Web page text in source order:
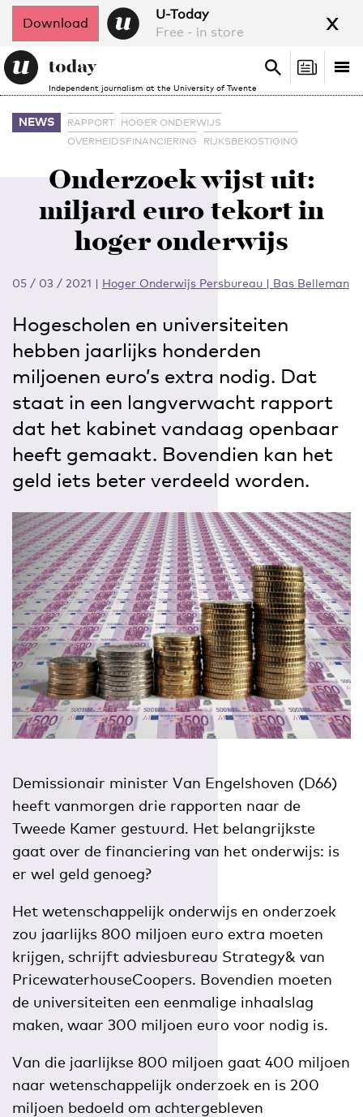
Download
U-Today
Free - in store
x
Independent journalism at the University of Twente
Search
Search
NEWS RAPPORT
HOGER ONDERWIJS
OVERHEIDSFINANCIERING
RIJKSBEKOSTIGING
Onderzoek wijst uit:
miljard euro tekort in
hoger onderwijs
05 / 03 / 2021 | Hoger Onderwijs Persbureau | Bas Belleman
Hogescholen en universiteiten
hebben jaarlijks honderden
miljoenen euro’s extra nodig. Dat
staat in een langverwacht rapport
dat het kabinet vandaag openbaar
heeft gemaakt. Bovendien kan het
geld iets beter verdeeld worden.
Demissionair minister Van Engelshoven (D66)
heeft vanmorgen drie rapporten naar de
Tweede Kamer gestuurd. Het belangrijkste
gaat over de financiering van het onderwijs: is
er wel geld genoeg?
Het wetenschappelijk onderwijs en onderzoek
zou jaarlijks 800 miljoen euro extra moeten
krijgen, schrijft adviesbureau Strategy& van
PricewaterhouseCoopers. Bovendien moeten
de universiteiten een eenmalige inhaalslag
maken, waar 300 miljoen euro voor nodig is.
Van die jaarlijkse 800 miljoen gaat 400 miljoen
naar wetenschappelijk onderzoek en is 200
miljoen bedoeld om achtergebleven